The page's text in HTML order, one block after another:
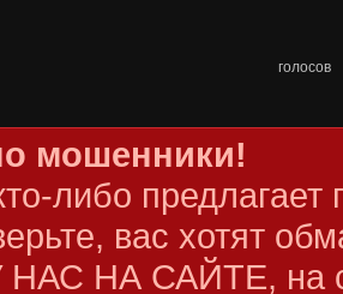
голосов
мошенники!
либо
вас хотят
НА САЙТЕ, на